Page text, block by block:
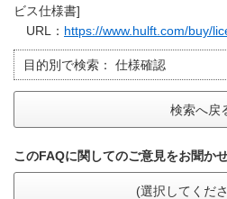
ビス仕様書]
URL： https://www.hulft.com/buy/
目的別で検索： 仕様確認
検索へ戻
このFAQに関してのご意見をお聞かせ
(選択してくだ